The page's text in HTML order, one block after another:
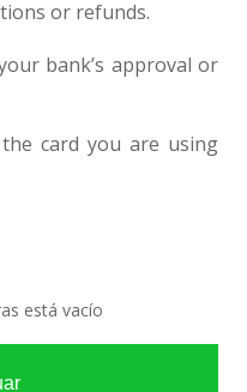
or refunds.
bank’s approval or
card you are using
está vacío